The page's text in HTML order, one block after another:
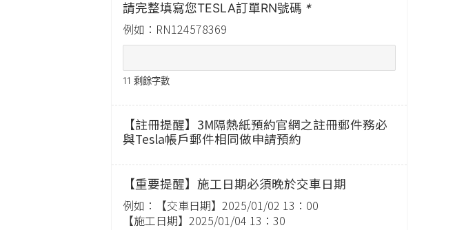
請完整填寫您TESLA訂單RN號碼 *
例如：RN124578369
11 剩餘字數
【註冊提醒】3M隔熱紙預約官網之註冊郵件務必
與Tesla帳戶郵件相同做申請預約
【重要提醒】施工日期必須晚於交車日期
例如：【交車日期】2025/01/02 13：00
【施工日期】2025/01/04 13：30